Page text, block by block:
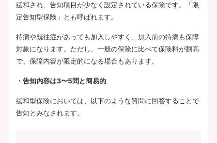
緩和され、告知項目が少なく設定されている保険です。「限
定告知型保険」とも呼ばれます。
持病や既往症があっても加入しやすく、加入前の持病も保障
対象になります。ただし、一般の保険に比べて保険料が割高
で、保障内容が限定的になる場合もあります。
・告知内容は3〜5問と簡易的
緩和型保険においては、以下のような質問に回答することで
告知とみなされます。